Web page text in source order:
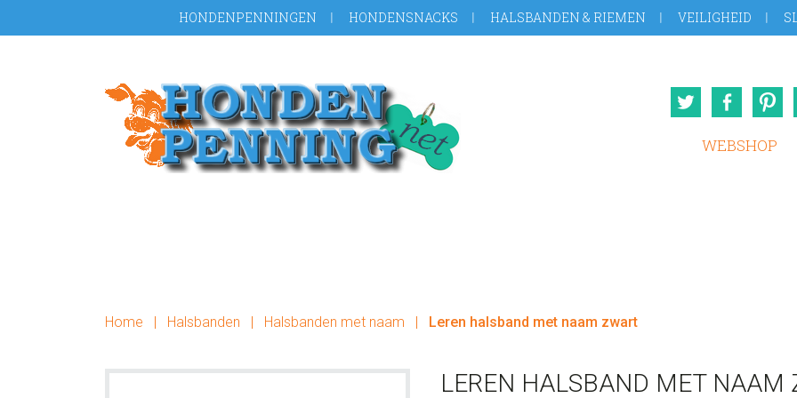
naar
naar
HONDENPENNINGEN HONDENSNACKS HALSBANDEN & RIEMEN VEILIGHEID
Twitter
WEBSHOP
Home | Halsbanden | Halsbanden met naam | Leren halsband met naam zwart
LEREN HALSBAND MET NAAM